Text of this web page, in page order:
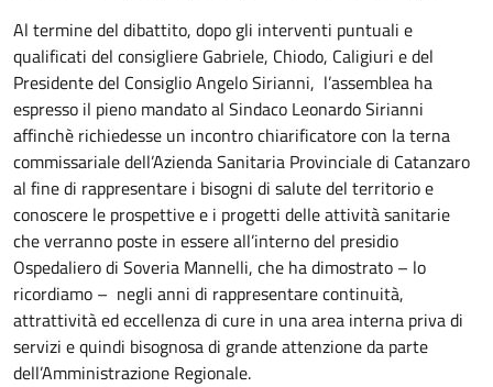
Al termine del dibattito, dopo gli interventi puntuali e
qualificati del consigliere Gabriele, Chiodo, Caligiuri e del
Presidente del Consiglio Angelo Sirianni, l’assemblea ha
espresso il pieno mandato al Sindaco Leonardo Sirianni
affinchè richiedesse un incontro chiarificatore con la terna
commissariale dell’Azienda Sanitaria Provinciale di Catanzaro
al fine di rappresentare i bisogni di salute del territorio e
conoscere le prospettive e i progetti delle attività sanitarie
che verranno poste in essere all’interno del presidio
Ospedaliero di Soveria Mannelli, che ha dimostrato – lo
ricordiamo – negli anni di rappresentare continuità,
attrattività ed eccellenza di cure in una area interna priva di
servizi e quindi bisognosa di grande attenzione da parte
dell’Amministrazione Regionale.